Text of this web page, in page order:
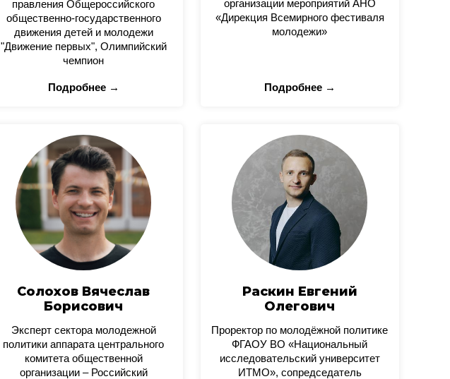
правления Общероссийского
общественно-государственного
движения детей и молодежи
"Движение первых", Олимпийский
чемпион
Подробнее →
организации мероприятий АНО
«Дирекция Всемирного фестиваля
молодежи»
Подробнее →
Солохов Вячеслав
Борисович
Эксперт сектора молодежной
политики аппарата центрального
комитета общественной
организации – Российский
Раскин Евгений
Олегович
Проректор по молодёжной политике
ФГАОУ ВО «Национальный
исследовательский университет
ИТМО», сопредседатель